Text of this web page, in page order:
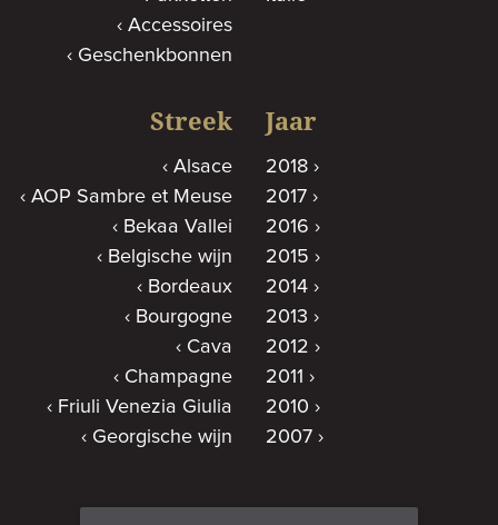
Accessoires
Geschenkbonnen
Streek
Alsace
AOP Sambre et Meuse
Bekaa Vallei
Belgische wijn
Bordeaux
Bourgogne
Cava
Champagne
Friuli Venezia Giulia
Georgische wijn
Jaar
2018
2017
2016
2015
2014
2013
2012
2011
2010
2007